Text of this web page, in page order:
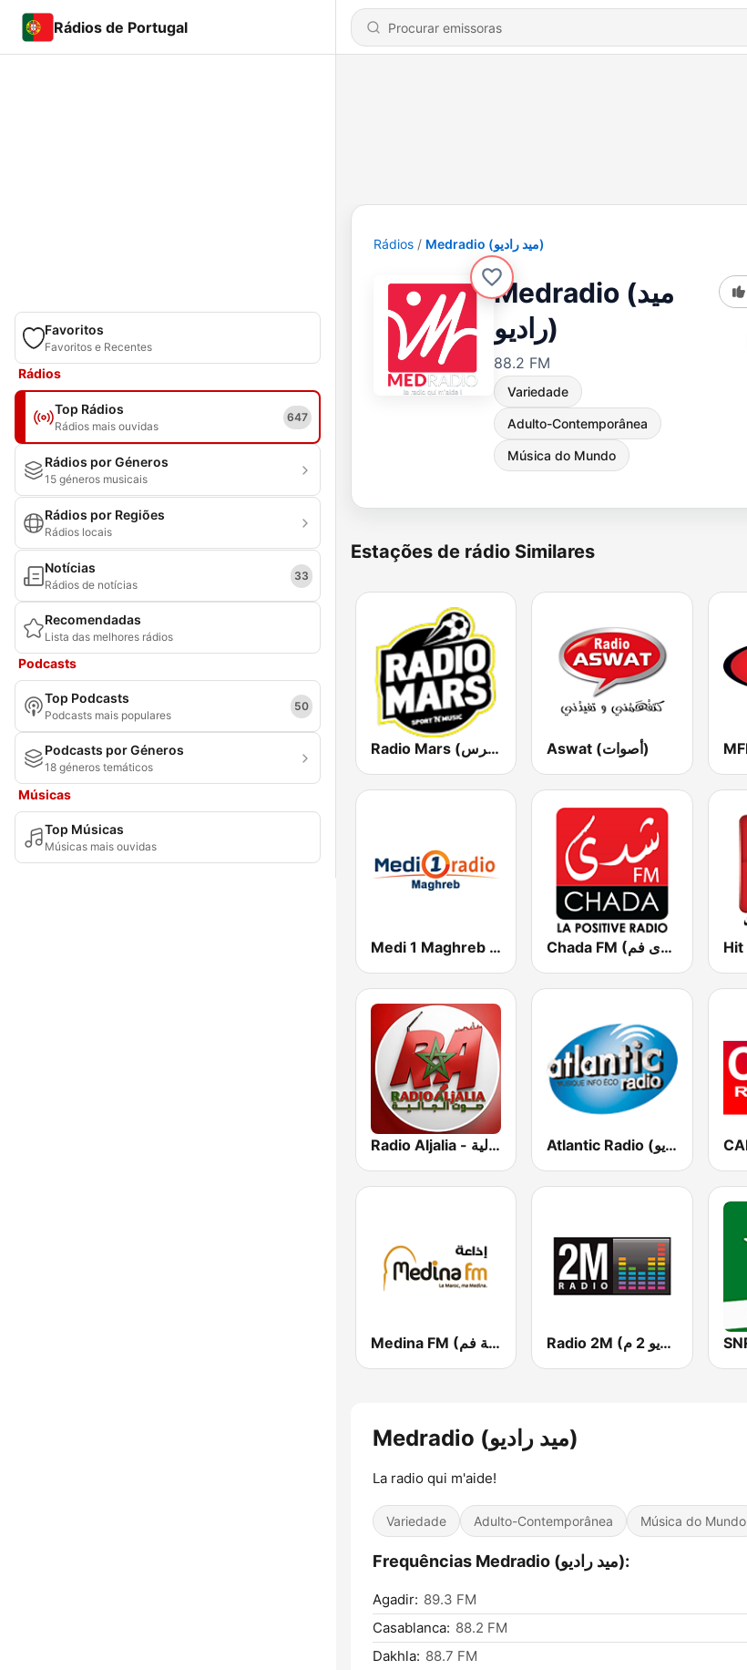
Rádios de Portugal
Favoritos
Favoritos e Recentes
Rádios
Top Rádios
Rádios mais ouvidas
647
Rádios por Géneros
15 géneros musicais
Rádios por Regiões
Rádios locais
Notícias
Rádios de notícias
33
Recomendadas
Lista das melhores rádios
Podcasts
Top Podcasts
Podcasts mais populares
50
Podcasts por Géneros
18 géneros temáticos
Músicas
Top Músicas
Músicas mais ouvidas
Rádios Medradio (ميد راديو)
Medradio (ميد
راديو)
88.2 FM
Variedade
Adulto-Contemporânea
Música do Mundo
Estações de rádio Similares
Radio Mars (راديو مرس) Aswat (أصوات)
Medi 1 Maghreb (ميدى1 مغرب) Chada FM (شدى فم)
Radio Aljalia - راديو الجالية Atlantic Radio (أتلانتيك راديو)
Medina FM (إذاعة مدينة فم) Radio 2M (راديو 2 م)
Medradio (ميد راديو)
La radio qui m'aide!
Variedade Adulto-Contemporânea Música do Mundo
Frequências Medradio (ميد راديو):
Agadir: 89.3 FM
Casablanca: 88.2 FM
Dakhla: 88.7 FM